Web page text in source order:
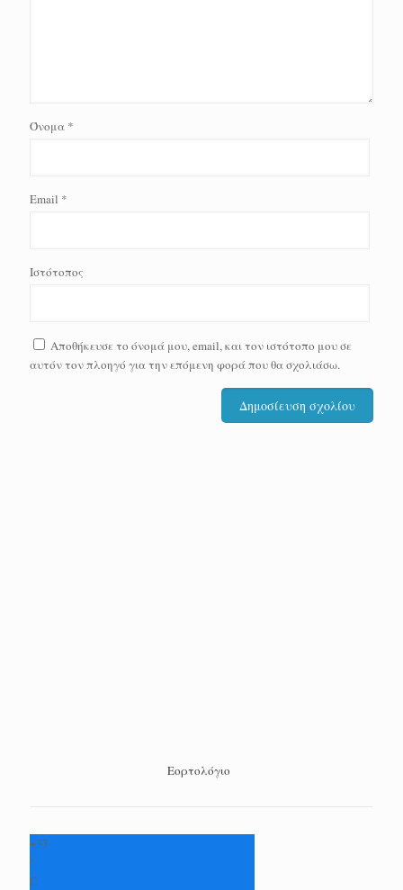
Όνομα *
Email *
Ιστότοπος
Αποθήκευσε το όνομά μου, email, και τον ιστότοπο μου σε
αυτόν τον πλοηγό για την επόμενη φορά που θα σχολιάσω.
Εορτολόγιο
+33
°
C